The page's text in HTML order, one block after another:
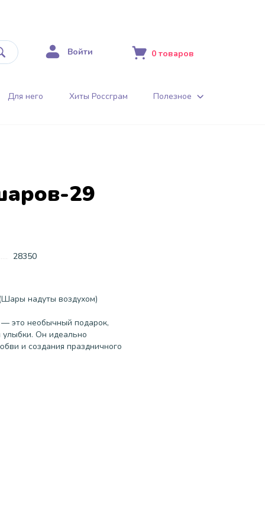
Войти 0 товаров
Для него Хиты Россграм Полезное
29
28350
надуты воздухом)
это необычный подарок,
улыбки. Он идеально
и создания праздничного